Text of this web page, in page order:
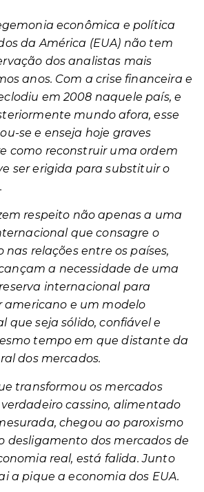
econômica e política
da América (EUA) não tem
dos analistas mais
anos. Com a crise financeira e
em 2008 naquele país, e
mundo afora, esse
se e enseja hoje graves
como reconstruir uma ordem
ser erigida para substituir o
respeito não apenas a uma
que consagre o
relações entre os países,
a necessidade de uma
internacional para
americano e um modelo
que seja sólido, confiável e
tempo em que distante da
dos mercados.
transformou os mercados
cassino, alimentado
chegou ao paroxismo
desligamento dos mercados de
real, está falida. Junto
a pique a economia dos EUA.